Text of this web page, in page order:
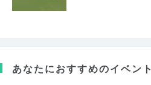
あなたにおすすめのイベント